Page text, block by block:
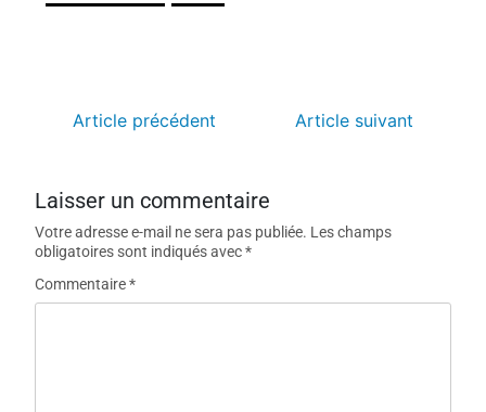
Article précédent Article suivant
Laisser un commentaire
Votre adresse e-mail ne sera pas publiée. Les champs
obligatoires sont indiqués avec*
Commentaire*